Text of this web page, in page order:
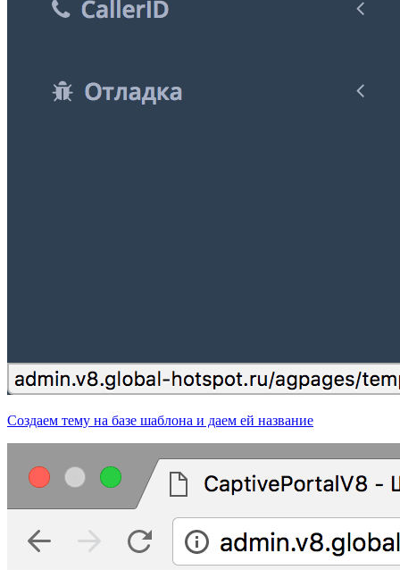
Создаем тему на базе шаблона и даем ей название